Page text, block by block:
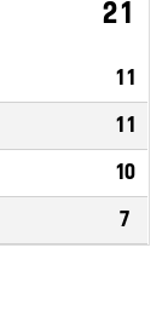
21
11
11
10
7